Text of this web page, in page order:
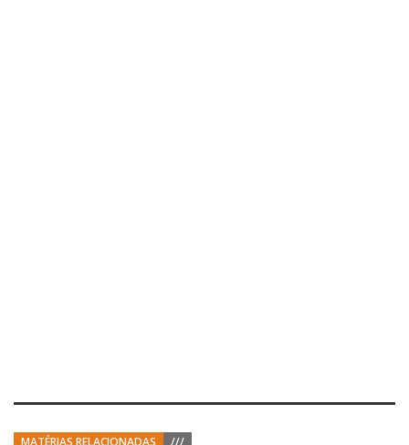
MATÉRIAS RELACIONADAS ///